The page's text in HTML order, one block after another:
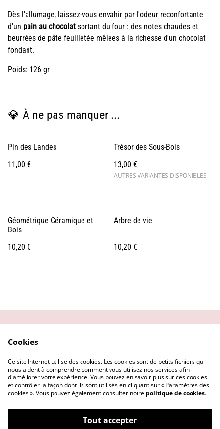
Dès l'allumage, laissez-vous envahir par l'odeur réconfortante
d'un pain au chocolat sortant du four : des notes chaudes et
beurrées de pâte feuilletée mêlées à la richesse d'un chocolat
fondant.
Poids: 126 gr
💎 À ne pas manquer ...
Pin des Landes
11,00 €
Trésor des Sous-Bois
13,00 €
AUTRES VARIANTES DISPONIBLES
Géométrique Céramique et
Bois
10,20 €
Arbre de vie
10,20 €
confidentialité
Politique de cookies
Cookies
Ce site Internet utilise des cookies. Les cookies sont de petits fichiers qui
nous aident à comprendre comment vous utilisez nos services afin
d'améliorer votre expérience. Vous pouvez en savoir plus sur ces cookies
et contrôler la façon dont ils sont utilisés en cliquant sur « Paramètres des
cookies ». Vous pouvez également consulter notre politique de cookies.
Tout accepter